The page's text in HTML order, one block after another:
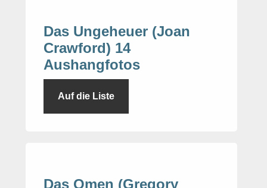
Das Ungeheuer (Joan
Crawford) 14
Aushangfotos
Auf die Liste
Das Omen (Gregory